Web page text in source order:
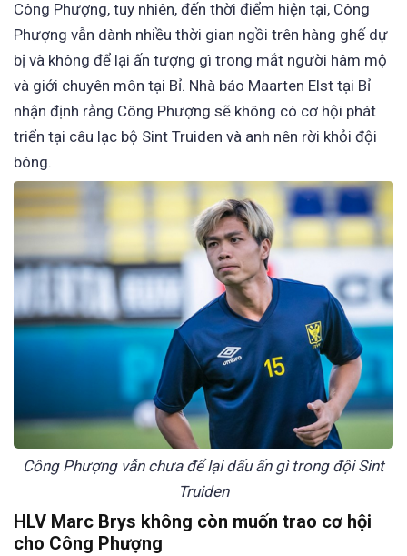
Công Phượng, tuy nhiên, đến thời điểm hiện tại, Công
Phượng vẫn dành nhiều thời gian ngồi trên hàng ghế dự
bị và không để lại ấn tượng gì trong mắt người hâm mộ
và giới chuyên môn tại Bỉ. Nhà báo Maarten Elst tại Bỉ
nhận định rằng Công Phượng sẽ không có cơ hội phát
triển tại câu lạc bộ Sint Truiden và anh nên rời khỏi đội
bóng.
Công Phượng vẫn chưa để lại dấu ấn gì trong đội Sint
Truiden
HLV Marc Brys không còn muốn trao cơ hội
cho Công Phượng